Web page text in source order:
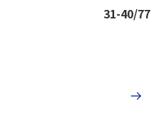
31-40/77